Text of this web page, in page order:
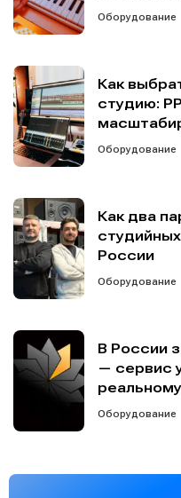
Оборудование
Как
студию:
Оборудование
Как два
России
Оборудование
В России
— сервис
Оборудование